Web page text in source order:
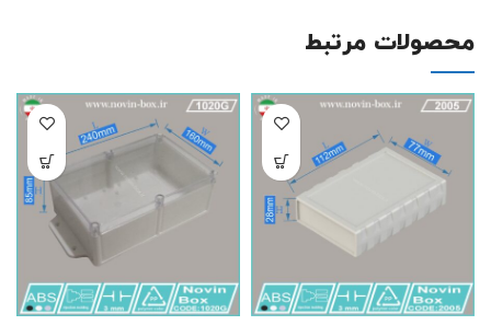
های02191098634
02191098649
حاصل فرمایید .
(دانلود لیست قیمت)
حاصل فرمایید .
.
(دانلود لیست قیمت)
محصولات مرتبط